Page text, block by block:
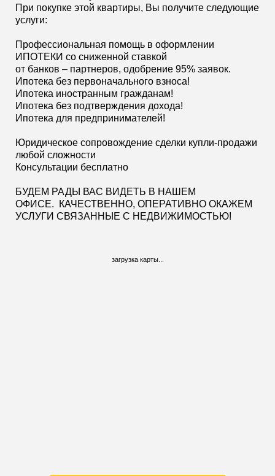
При покупке этой квартиры, Вы получите следующие
услуги:
Профессиональная помощь в оформлении
ИПОТЕКИ со сниженной ставкой
от банков – партнеров, одобрение 95% заявок.
Ипотека без первоначального взноса!
Ипотека иностранным гражданам!
Ипотека без подтверждения дохода!
Ипотека для предпринимателей!
Юридическое сопровождение сделки купли-продажи
любой сложности
Консультации бесплатно
БУДЕМ РАДЫ ВАС ВИДЕТЬ В НАШЕМ
ОФИСЕ. КАЧЕСТВЕННО, ОПЕРАТИВНО ОКАЖЕМ
УСЛУГИ СВЯЗАННЫЕ С НЕДВИЖИМОСТЬЮ!
загрузка карты...